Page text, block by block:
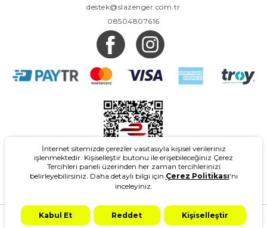
destek@slazenger.com.tr
08504807616
- Slazenger.com.tr - Tüm Hakları Saklıdır.
Design & Marketing: Adgrey T-Soft #OD 2021 Copyright
İnternet sitemizde çerezler vasıtasıyla kişisel verileriniz
işlenmektedir. Kişiselleştir butonu ile erişebileceğiniz Çerez
Tercihleri paneli üzerinden her zaman tercihlerinizi
belirleyebilirsiniz. Daha detaylı bilgi için Çerez Politikası'nı
inceleyiniz.
Kabul Et Reddet Kişiselleştir